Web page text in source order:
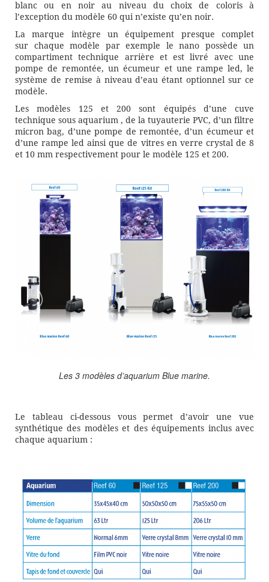
blanc ou en noir au niveau du choix de coloris à
l’exception du modèle 60 qui n’existe qu’en noir.
La marque intègre un équipement presque complet
sur chaque modèle par exemple le nano possède un
compartiment technique arrière et est livré avec une
pompe de remontée, un écumeur et une rampe led, le
système de remise à niveau d’eau étant optionnel sur ce
modèle.
Les modèles 125 et 200 sont équipés d’une cuve
technique sous aquarium , de la tuyauterie PVC, d’un filtre
micron bag, d’une pompe de remontée, d’un écumeur et
d’une rampe led ainsi que de vitres en verre crystal de 8
et 10 mm respectivement pour le modèle 125 et 200.
Les 3 modèles d’aquarium Blue marine.
Le tableau ci-dessous vous permet d’avoir une vue
synthétique des modèles et des équipements inclus avec
chaque aquarium :